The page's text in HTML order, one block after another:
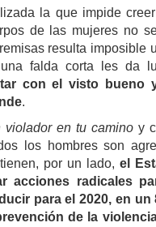
la que impide
de las mujeres no
resulta imposible
falda corta les da
con el visto bueno
.
violador en tu caminoy
los hombres son
por un lado, el
acciones radicales
para el 2020, en un
de la